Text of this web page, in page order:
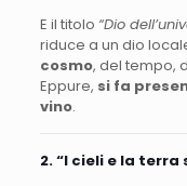
E il titolo “Dio
riduce a un dio
cosmo, del tempo,
Eppure, si fa
vino.
2. “I cieli e la